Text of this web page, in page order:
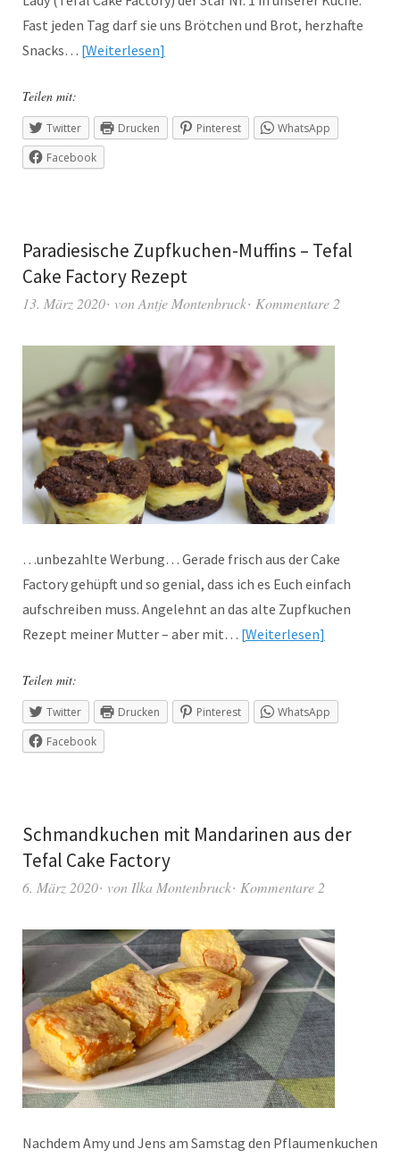
Fast jeden Tag darf sie uns Brötchen und Brot, herzhafte
Snacks… Weiterlesen
Teilen mit:
Twitter Drucken Pinterest
WhatsApp
Facebook
Paradiesische Zupfkuchen-Muffins – Tefal
Cake Factory Rezept
13. März 2020 vonAntje Montenbruck Kommentare 2
…unbezahlte Werbung… Gerade frisch aus der Cake
Factory gehüpft und so genial, dass ich es Euch einfach
aufschreiben muss. Angelehnt an das alte Zupfkuchen
Rezept meiner Mutter – aber mit… Weiterlesen
Teilen mit:
Twitter Drucken Pinterest
WhatsApp
Facebook
Schmandkuchen mit Mandarinen aus der
Tefal Cake Factory
6. März 2020 von Ilka Montenbruck Kommentare 2
Nachdem Amy und Jens am Samstag den Pflaumenkuchen